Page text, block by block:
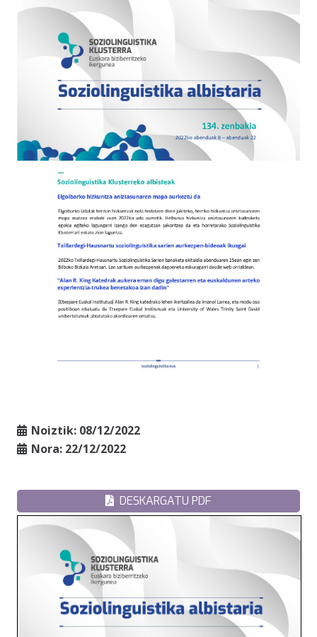
Noiztik: 08/12/2022
Nora: 22/12/2022
DESKARGATU PDF